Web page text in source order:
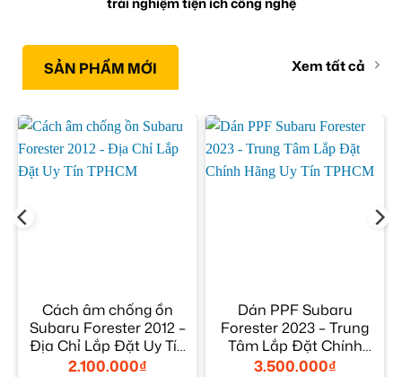
SẢN PHẨM MỚI Xem tất cả
Cách âm chống ồn
Subaru Forester 2012 –
Địa Chỉ Lắp Đặt Uy Tín
TPHCM
2.100.000₫
Dán PPF Subaru
Forester 2023 – Trung
Tâm Lắp Đặt Chính
Hãng Uy Tín TPHCM
3.500.000₫